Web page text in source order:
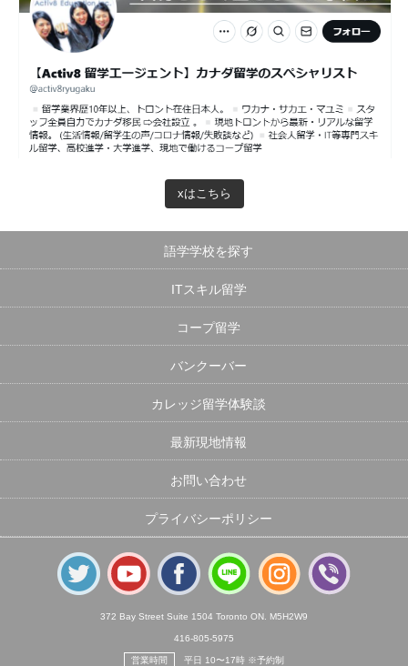
xはこちら
語学学校を探す
ITスキル留学
コープ留学
バンクーバー
カレッジ留学体験談
最新現地情報
お問い合わせ
プライバシーポリシー
372 Bay Street Suite 1504 Toronto ON. M5H2W9
416-805-5975
営業時間 平日 10〜17時 ※予約制